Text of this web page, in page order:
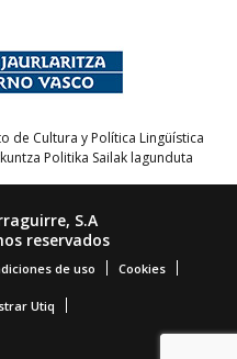
de Cultura y Política Lingüística
Politika Sailak lagunduta
S.A
reservados
de uso Cookies
Utiq